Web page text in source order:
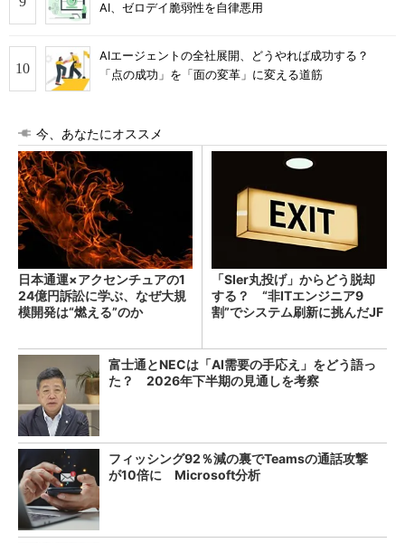
AI、ゼロデイ脆弱性を自律悪用
AIエージェントの全社展開、どうやれば成功する？
「点の成功」を「面の変革」に変える道筋
今、あなたにオススメ
日本通運×アクセンチュアの1
24億円訴訟に学ぶ、なぜ大規
模開発は“燃える”のか
「SIer丸投げ」からどう脱却
する？ “非ITエンジニア9
割”でシステム刷新に挑んだJF
富士通とNECは「AI需要の手応え」をどう語っ
た？ 2026年下半期の見通しを考察
フィッシング92％減の裏でTeamsの通話攻撃
が10倍に Microsoft分析